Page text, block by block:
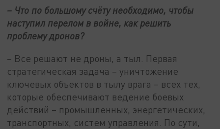
– Что по большому счёту необходимо, чтобы
наступил перелом в войне, как решить
проблему дронов?
– Все решают не дроны, а тыл. Первая
стратегическая задача – уничтожение
ключевых объектов в тылу врага – всех тех,
которые обеспечивают ведение боевых
действий – промышленных, энергетических,
транспортных, систем управления. По сути,